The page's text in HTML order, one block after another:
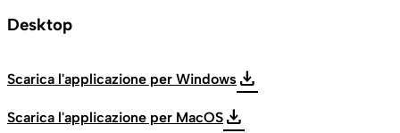
Desktop
Scarica l'applicazione per Windows download
Scarica l'applicazione per MacOS download